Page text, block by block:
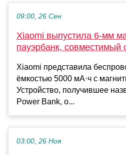
09:00, 26 Сен
Xiaomi выпустила 6-мм
пауэрбанк, совместимый
Xiaomi представила
ёмкостью 5000 мА·ч с
Устройство, получившее
Power Bank, о...
03:00, 26 Ноя